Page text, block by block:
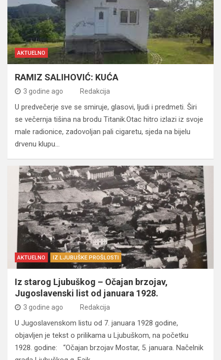
AKTUELNO
RAMIZ SALIHOVIĆ: KUĆA
3 godine ago Redakcija
U predvečerje sve se smiruje, glasovi, ljudi i predmeti. Širi
se večernja tišina na brodu Titanik.Otac hitro izlazi iz svoje
male radionice, zadovoljan pali cigaretu, sjeda na bijelu
drvenu klupu…
AKTUELNO IZ LJUBUŠKE PROŠLOSTI
Iz starog Ljubuškog – Očajan brzojav,
Jugoslavenski list od januara 1928.
3 godine ago Redakcija
U Jugoslavenskom listu od 7. januara 1928 godine,
objavljen je tekst o prilikama u Ljubuškom, na početku
1928. godine: “Očajan brzojav Mostar, 5. januara. Načelnik